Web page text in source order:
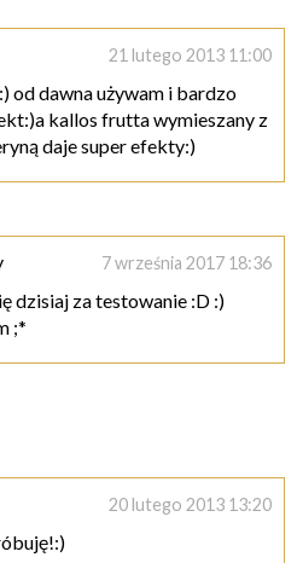
21 lutego 2013 11:00
od dawna używam i bardzo
kallos frutta wymieszany z
daje super efekty:)
7 września 2017 18:36
dzisiaj za testowanie :D :)
;*
20 lutego 2013 13:20